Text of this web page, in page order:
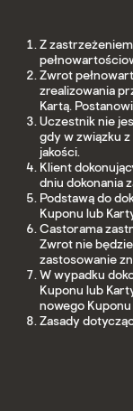
Z
Zwrot
zrealizowania
Kartą.
Uczestnik nie
gdy w związku
jakości.
Klient
dniu dokonania
Podstawą do
Kuponu lub
Castorama
Zwrot nie
zastosowanie
W wypadku
Kuponu lub
nowego
Zasady